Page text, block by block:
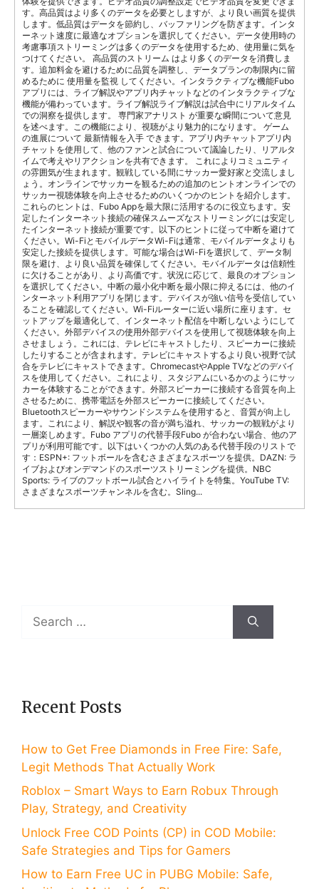
す。高品質はより多くのデータを必要としますが、より良い画質を提供
します。低品質はデータを節約し、バッファリングを防ぎます。インタ
ーネット速度に最適なオプションを選択してください。データ使用時の
考慮事項ストリーミングは多くのデータを使用するため、使用量に気を
つけてください。 高品質のストリーム はより多くのデータを消費しま
す。追加料金を避けるために品質を調整し、データプランの制限内に留
めるために 使用量を監視 してください。インタラクティブな機能Fubo
アプリには、ライブ解説やアプリ内チャットなどのインタラクティブな
機能が備わっています。ライブ解説ライブ解説は試合中にリアルタイム
での洞察を提供します。 専門家アナリスト が重要な瞬間について意見
を述べます。この機能により、視聴がより魅力的になります。 ゲーム
の進展について 最新情報を入手 できます。アプリ内チャットアプリ内
チャットを使用して、他のファンと試合について議論したり、リアルタ
イムで考えやリアクションを共有できます。 これによりコミュニティ
の雰囲気が生まれます。観戦している間にサッカー愛好家と交流しまし
ょう。オンラインでサッカーを観るための追加のヒントオンラインでの
サッカー視聴体験を向上させるためのいくつかのヒントを紹介します。
これらのヒントは、Fubo Appを最大限に活用するのに役立ちます。安
定したインターネット接続の確保スムーズなストリーミングには安定し
たインターネット接続が重要です。以下のヒントに従って中断を避けて
ください。Wi-FiとモバイルデータWi-Fiは通常、モバイルデータよりも
安定した接続を提供します。可能な場合はWi-Fiを選択して、データ制
限を避け、より良い品質を確保してください。モバイルデータは信頼性
に欠けることがあり、より高価です。状況に応じて、最良のオプション
を選択してください。中断の最小化中断を最小限に抑えるには、他のイ
ンターネット利用アプリを閉じます。デバイスが強い信号を受信してい
ることを確認してください。Wi-Fiルーターに近い場所に座ります。セ
ットアップを最適化して、インターネット配信を中断しないようにして
ください。外部デバイスの使用外部デバイスを使用して視聴体験を向上
させましょう。これには、テレビにキャストしたり、スピーカーに接続
したりすることが含まれます。テレビにキャストするより良い視野で試
合をテレビにキャストできます。ChromecastやApple TVなどのデバイ
スを使用してください。これにより、スタジアムにいるかのようにサッ
カーを体験することができます。外部スピーカーに接続する音質を向上
させるために、携帯電話を外部スピーカーに接続してください。
Bluetoothスピーカーやサウンドシステムを使用すると、音質が向上し
ます。これにより、解説や観客の音が満ち溢れ、サッカーの観戦がより
一層楽しめます。Fubo アプリの代替手段Fubo が合わない場合、他のア
プリが利用可能です。以下はいくつかの人気のある代替手段のリストで
す：ESPN+: フットボールを含むさまざまなスポーツを提供。DAZN: ラ
イブおよびオンデマンドのスポーツストリーミングを提供。NBC
Sports: ライブのフットボール試合とハイライトを特集。YouTube TV:
さまざまなスポーツチャンネルを含む。Sling...
for:
Recent Posts
How to Get Free Diamonds in Free Fire: Safe,
Legit Methods That Actually Work
Roblox – Smart Ways to Earn Robux Through
Play, Strategy, and Creativity
Unlock Free COD Points (CP) in COD Mobile:
Safe Strategies and Tips for Gamers
How to Earn Free UC in PUBG Mobile: Safe,